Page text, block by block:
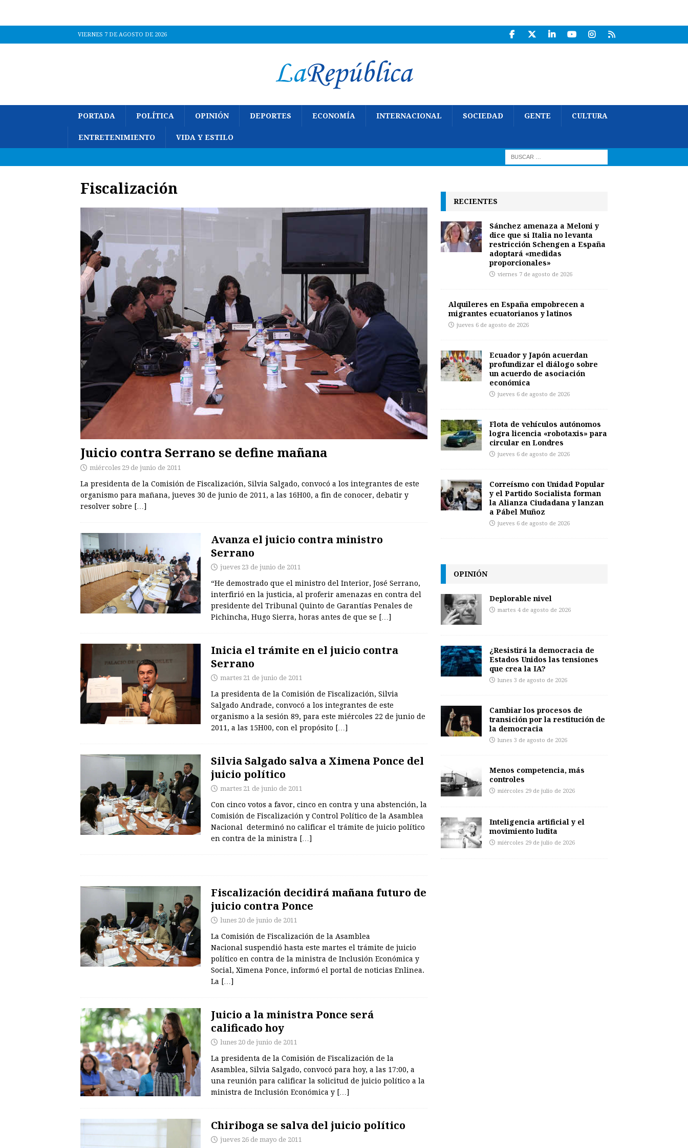
VIERNES 7 DE AGOSTO DE 2026
PORTADA POLÍTICA OPINIÓN DEPORTES ECONOMÍA INTERNACIONAL SOCIEDAD GENTE CULTURA
ENTRETENIMIENTO VIDA Y ESTILO
Fiscalización
Juicio contra Serrano se define mañana
miércoles 29 de junio de 2011
La presidenta de la Comisión de Fiscalización, Silvia Salgado, convocó a los integrantes de este
organismo para mañana, jueves 30 de junio de 2011, a las 16H00, a fin de conocer, debatir y
resolver sobre […]
Avanza el juicio contra ministro
Serrano
jueves 23 de junio de 2011
“He demostrado que el ministro del Interior, José Serrano,
interfirió en la justicia, al proferir amenazas en contra del
presidente del Tribunal Quinto de Garantías Penales de
Pichincha, Hugo Sierra, horas antes de que se […]
Inicia el trámite en el juicio contra
Serrano
martes 21 de junio de 2011
La presidenta de la Comisión de Fiscalización, Silvia
Salgado Andrade, convocó a los integrantes de este
organismo a la sesión 89, para este miércoles 22 de junio de
2011, a las 15H00, con el propósito […]
Silvia Salgado salva a Ximena Ponce del
juicio político
martes 21 de junio de 2011
Con cinco votos a favor, cinco en contra y una abstención, la
Comisión de Fiscalización y Control Político de la Asamblea
Nacional determinó no calificar el trámite de juicio político
en contra de la ministra […]
Fiscalización decidirá mañana futuro de
juicio contra Ponce
lunes 20 de junio de 2011
La Comisión de Fiscalización de la Asamblea
Nacional suspendió hasta este martes el trámite de juicio
político en contra de la ministra de Inclusión Económica y
Social, Ximena Ponce, informó el portal de noticias Enlinea.
La […]
Juicio a la ministra Ponce será
calificado hoy
lunes 20 de junio de 2011
La presidenta de la Comisión de Fiscalización de la
Asamblea, Silvia Salgado, convocó para hoy, a las 17:00, a
una reunión para calificar la solicitud de juicio político a la
ministra de Inclusión Económica y […]
Chiriboga se salva del juicio político
jueves 26 de mayo de 2011
RECIENTES
Sánchez amenaza a Meloni y
dice que si Italia no levanta
restricción Schengen a España
adoptará «medidas
proporcionales»
viernes 7 de agosto de 2026
Alquileres en España empobrecen a
migrantes ecuatorianos y latinos
jueves 6 de agosto de 2026
Ecuador y Japón acuerdan
profundizar el diálogo sobre
un acuerdo de asociación
económica
jueves 6 de agosto de 2026
Flota de vehículos autónomos
logra licencia «robotaxis» para
circular en Londres
jueves 6 de agosto de 2026
Correísmo con Unidad Popular
y el Partido Socialista forman
la Alianza Ciudadana y lanzan
a Pábel Muñoz
jueves 6 de agosto de 2026
OPINIÓN
Deplorable nivel
martes 4 de agosto de 2026
¿Resistirá la democracia de
Estados Unidos las tensiones
que crea la IA?
lunes 3 de agosto de 2026
Cambiar los procesos de
transición por la restitución de
la democracia
lunes 3 de agosto de 2026
Menos competencia, más
controles
miércoles 29 de julio de 2026
Inteligencia artificial y el
movimiento ludita
miércoles 29 de julio de 2026